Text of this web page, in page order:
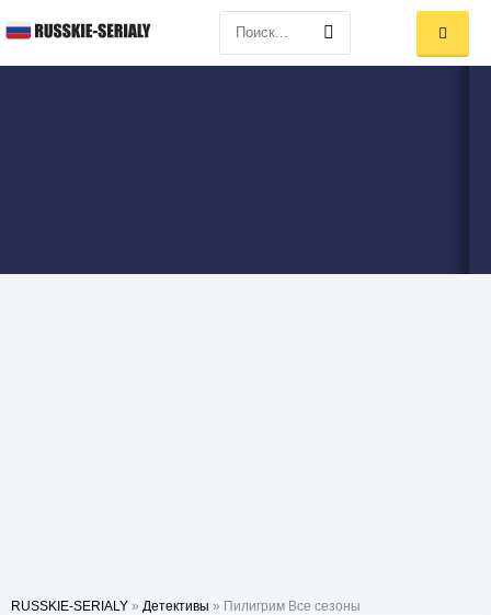
RUSSKIE-SERIALY » Детективы » Пилигрим Все сезоны